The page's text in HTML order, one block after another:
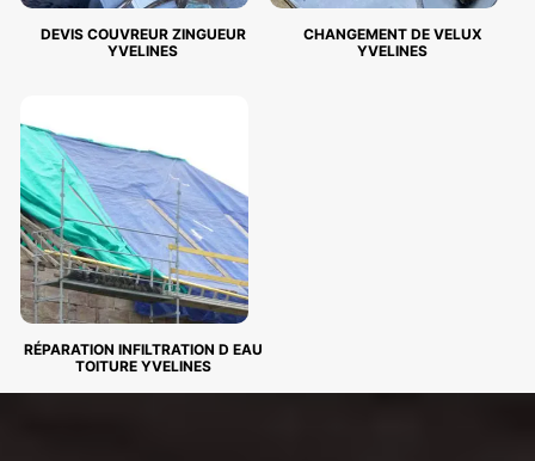
DEVIS COUVREUR ZINGUEUR
YVELINES
CHANGEMENT DE VELUX
YVELINES
RÉPARATION INFILTRATION D EAU
TOITURE YVELINES